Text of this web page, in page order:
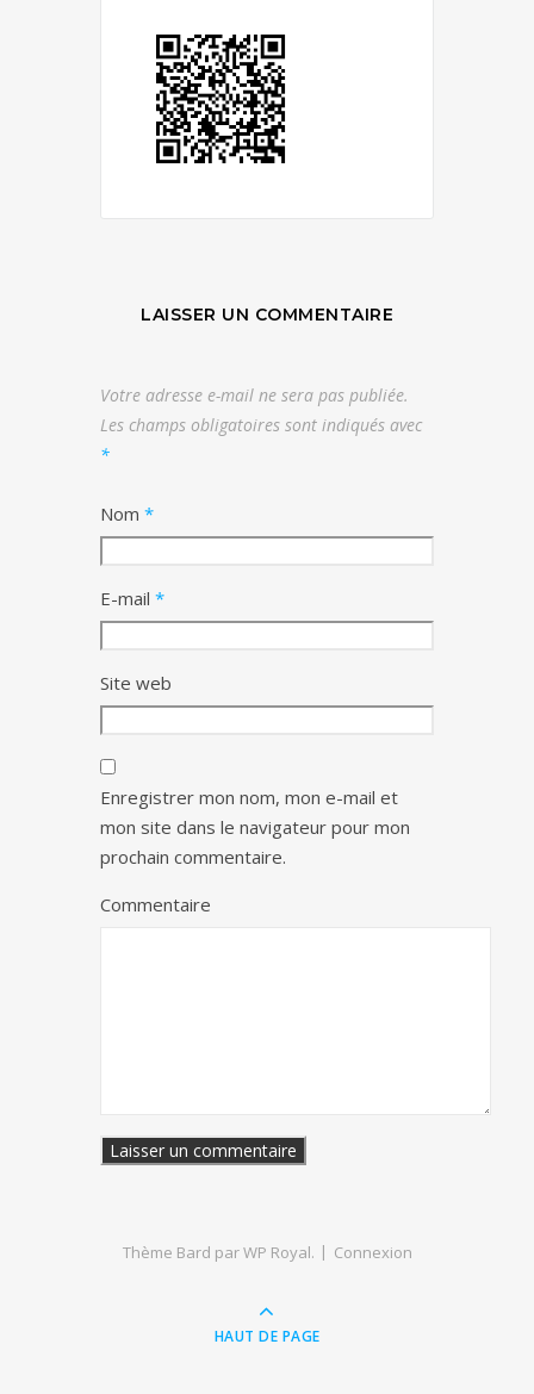
LAISSER UN COMMENTAIRE
Votre adresse e-mail ne sera pas publiée.
Les champs obligatoires sont indiqués avec
*
Nom *
E-mail *
Site web
Enregistrer mon nom, mon e-mail et
mon site dans le navigateur pour mon
prochain commentaire.
Commentaire
Thème Bard parWP Royal. Connexion
HAUT DE PAGE